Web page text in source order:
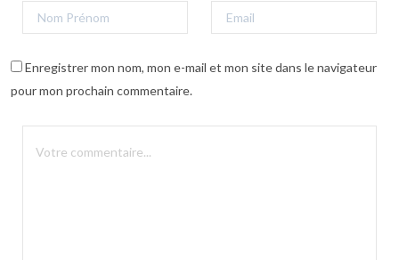
Enregistrer mon nom, mon e-mail et mon site dans le navigateur
pour mon prochain commentaire.